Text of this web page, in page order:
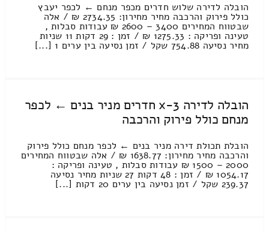
הובלה לדירה שלוש חדרים מכפר מנחם ← לכפר יעבץ
כולל פירוק והרכבה מחיר מחירון: 2734.35 ₪ / אלה
שבטווח המחירים 3400 – 2600 ₪ עבודות סבלות ,
טעינה ופריקה : 1275.33 ₪ / זמן : 29 דקות 11 שניות
מחיר נסיעה 754.88 שקל / זמן נסיעה בין ערים 1 [...]
הובלה לדירה 3-x חדרים מניר בנים ← לכפר
מנחם כולל פירוק והרכבה
הובלת תכולת דירה מניר בנים ← לכפר מנחם כולל פירוק
והרכבה מחיר מחירון: 1638.77 ₪ / אלה שבטווח המחירים
2000 – 1500 ₪ עבודות סבלות , טעינה ופריקה :
1054.17 ₪ / זמן : 48 דקות 27 שניות מחיר נסיעה
239.37 שקל / זמן נסיעה בין ערים 20 דקות [...]